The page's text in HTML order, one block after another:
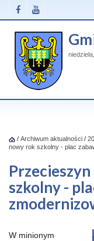
/ Archiwum aktualności /
nowy rok szkolny - plac
szkolny -
W minionym